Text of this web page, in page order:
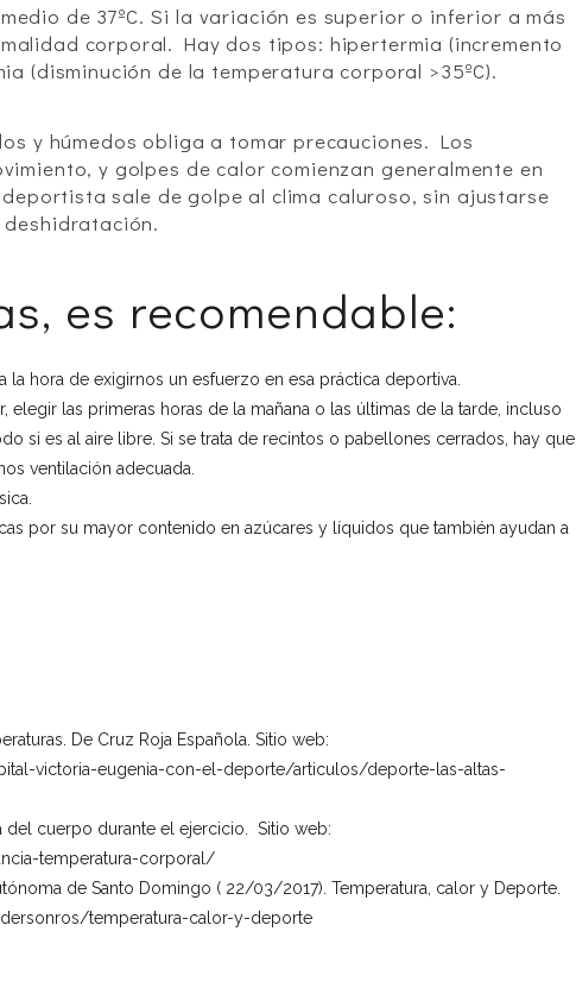
de 37ºC. Si la variación es superior o inferior a más
corporal. Hay dos tipos: hipertermia (incremento
(disminución de la temperatura corporal >35ºC).
y húmedos obliga a tomar precauciones. Los
y golpes de calor comienzan generalmente en
sale de golpe al clima caluroso, sin ajustarse
es recomendable:
hora de exigirnos un esfuerzo en esa práctica deportiva.
elegir las primeras horas de la mañana o las últimas de la tarde, incluso
si es al aire libre. Si se trata de recintos o pabellones cerrados, hay que
ventilación adecuada.
por su mayor contenido en azúcares y líquidos que también ayudan a
De Cruz Roja Española. Sitio web:
victoria-eugenia-con-el-deporte/articulos/deporte-las-altas-
del cuerpo durante el ejercicio. Sitio web:
temperatura-corporal/
de Santo Domingo ( 22/03/2017). Temperatura, calor y Deporte.
temperatura-calor-y-deporte